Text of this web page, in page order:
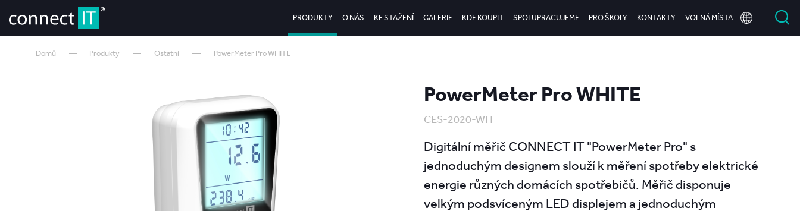
PRODUKTY O NÁS KE STAŽENÍ GALERIE KDE KOUPIT SPOLUPRACUJEME PRO ŠKOLY KONTAKTY VOLNÁ MÍSTA
Domů Produkty Ostatní PowerMeter Pro WHITE
PowerMeter Pro WHITE
CES-2020-WH
Digitální měřič CONNECT IT "PowerMeter Pro" s
jednoduchým designem slouží k měření spotřeby elektrické
energie různých domácích spotřebičů. Měřič disponuje
velkým podsvíceným LED displejem a jednoduchým